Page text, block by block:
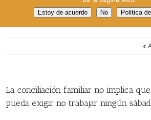
La conciliación familiar no implica
pueda exigir no trabajar ningún
Estoy de acuerdo No Política